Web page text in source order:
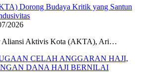
Dorong Budaya Kritik yang Santun
2026
Aliansi Aktivis Kota (AKTA), Ari…